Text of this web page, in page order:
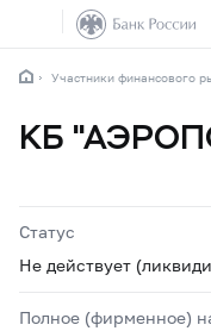
Участники финансового
КБ
Статус
Не действует
Полное (фирменное)